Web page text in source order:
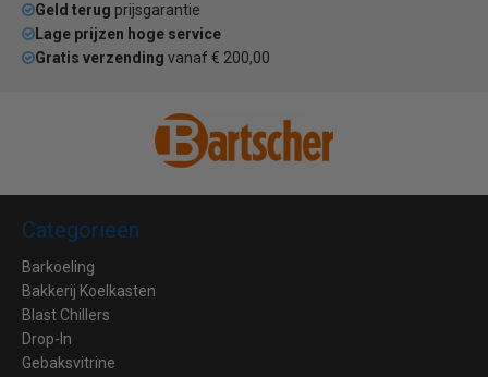
Geld terug prijsgarantie
Lage prijzen hoge service
Gratis verzending vanaf € 200,00
Categorieën
Barkoeling
Bakkerij Koelkasten
Blast Chillers
Drop-In
Gebaksvitrine